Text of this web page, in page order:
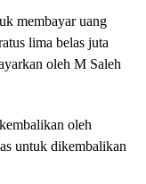
membayar uang
lima belas juta
oleh M Saleh
oleh
untuk dikembalikan